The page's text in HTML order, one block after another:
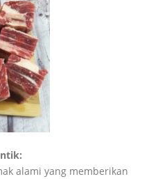
alami yang memberikan